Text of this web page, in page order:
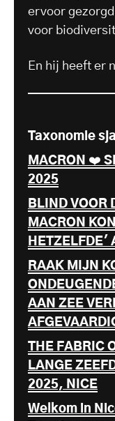
ervoor
voor
En hij heeft er
Taxonomie
MACRON ❤️
2025
BLIND VOOR
MACRON
HETZELFDE'
RAAK MIJN
AAN ZEE
THE FABRIC
LANGE
2025, NICE
Welkom in